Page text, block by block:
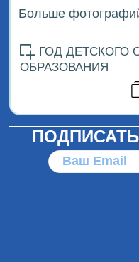
Больше
ГОД ДЕТСКОГО
ОБРАЗОВАНИЯ